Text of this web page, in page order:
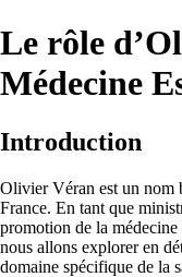
Le rôle
Médecine
Introduction
Olivier Véran est un nom
France. En tant que
promotion de la médecine
nous allons explorer en
domaine spécifique de la